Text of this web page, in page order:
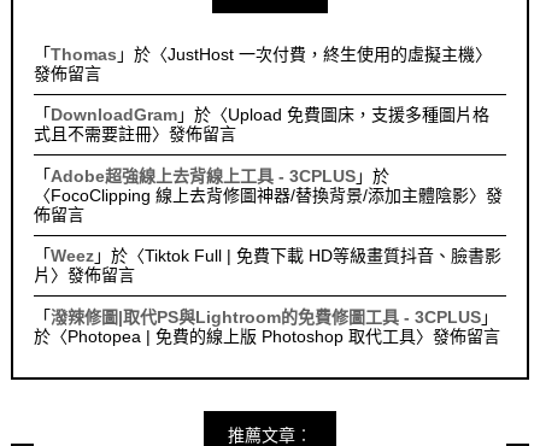
「Thomas 」於〈JustHost 一次付費，終生使用的虛擬主機〉
發佈留言
「 DownloadGram」於〈Upload 免費圖床，支援多種圖片格
式且不需要註冊〉發佈留言
「 Adobe超強線上去背線上工具 - 3CPLUS」於
〈FocoClipping 線上去背修圖神器/替換背景/添加主體陰影〉發
佈留言
「Weez」於〈Tiktok Full | 免費下載 HD等級畫質抖音、臉書影
片 〉發佈留言
「潑辣修圖|取代PS與Lightroom的免費修圖工具 - 3CPLUS」
於〈Photopea | 免費的線上版 Photoshop 取代工具〉發佈留言
推薦文章︰